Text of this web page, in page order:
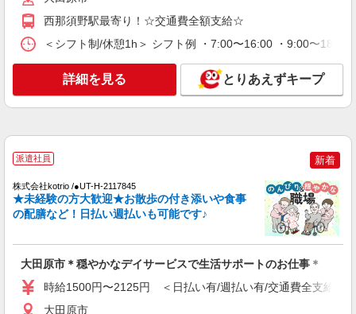
キープ 詳細を見る
株式会社kotrio /●UT-H-2161627
NEW
大田原市
キープ 詳細を見る
株式会社kotrio /●UT-H-2067383
大田原市/未経験OK★誰かの支えになれる人
西那須野駅最寄り！☆交通費全額支給☆
＜シフト制/休憩1h＞ シフト例 ・7:00〜16:00 ・9:00〜
詳細を見る とりあえずキープ
派遣社員 新着
株式会社kotrio /●UT-H-2117845
★未経験の方大歓迎★お散歩の付き添いや食事
の配膳など！日払い週払いも可能です♪
大田原市＊穏やかなデイサービスで生活サポートのお仕事＊
時給1500円〜2125円 ＜日払い有/週払い有/交通費全支給(ガ
大田原市